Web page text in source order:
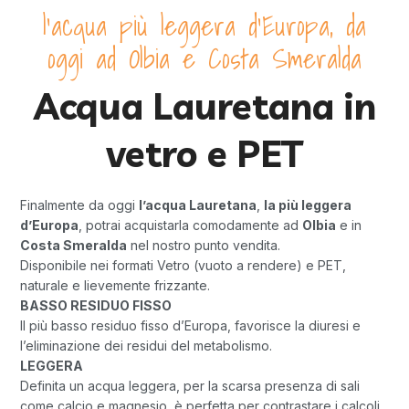
l'acqua più leggera d'Europa, da
oggi ad Olbia e Costa Smeralda
Acqua Lauretana in
vetro e PET
Finalmente da oggi l’acqua Lauretana la più leggera
d’Europa , potrai acquistarla comodamente ad Olbia e in
Costa Smeralda nel nostro punto vendita.
Disponibile nei formati Vetro (vuoto a rendere) e PET,
naturale e lievemente frizzante.
BASSO RESIDUO FISSO
Il più basso residuo fisso d’Europa, favorisce la diuresi e
l’eliminazione dei residui del metabolismo.
LEGGERA
Definita un acqua leggera, per la scarsa presenza di sali
come calcio e magnesio, è perfetta per contrastare i calcoli